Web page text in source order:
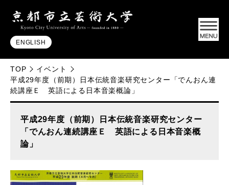
ENGLISH
TOP
イベント
平成29年度（前期）日本伝統音楽研究センター「でんおん連
続講座Ｅ 英語による日本音楽概論」
平成29年度（前期）日本伝統音楽研究センター
「でんおん連続講座Ｅ 英語による日本音楽概
論」